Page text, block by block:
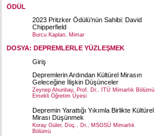
ÖDÜL
2023 Pritzker Ödülü’nün Sahibi: David
Chipperfield
Burcu Kaplan, Mimar
DOSYA: DEPREMLERLE YÜZLEŞMEK
Giriş
Depremlerin Ardından Kültürel Mirasın
Geleceğine İlişkin Düşünceler
Zeynep Ahunbay, Prof. Dr., İTÜ Mimarlık Bölümü
Emekli Öğretim Üyesi
Depremin Yarattığı Yıkımla Birlikte Kültürel
Mirası Düşünmek
Koray Güler, Doç.. Dr., MSGSÜ Mimarlık
Bölümü